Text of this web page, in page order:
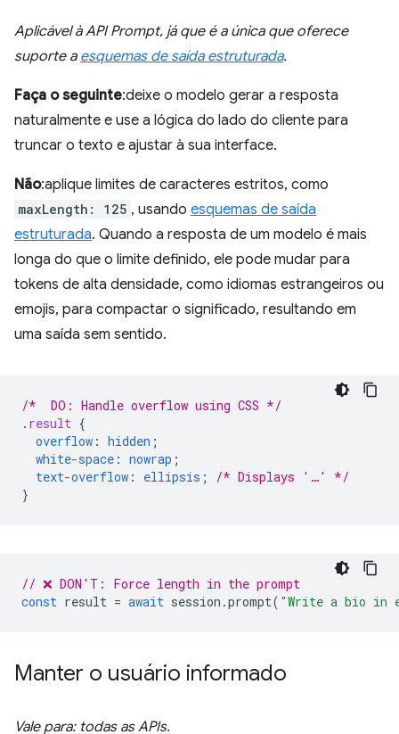
Aplicável à API Prompt, já que é a única que oferece
suporte a esquemas de saída estruturada.
Faça o seguinte:deixe o modelo gerar a resposta
naturalmente e use a lógica do lado do cliente para
truncar o texto e ajustar à sua interface.
Não:aplique limites de caracteres estritos, como
maxLength: 125 , usando esquemas de saída
estruturada. Quando a resposta de um modelo é mais
longa do que o limite definido, ele pode mudar para
tokens de alta densidade, como idiomas estrangeiros ou
emojis, para compactar o significado, resultando em
uma saída sem sentido.
/*  DO: Handle overflow using CSS */
. result {
overflow : hidden ;
white-space : nowrap ;
text-overflow : ellipsis ;
/* Displays '…' */
}
// ❌ DON'T: Force length in the prompt
const result = await session .prompt( "Write a bio in
Manter o usuário informado
Vale para: todas as APIs.